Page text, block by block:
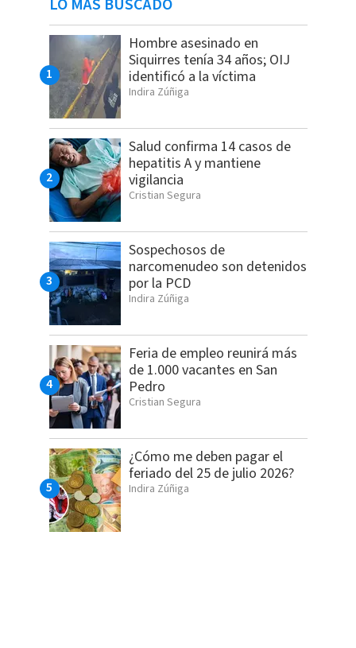
LO MÁS BUSCADO
Hombre asesinado en
Siquirres tenía 34 años; OIJ
identificó a la víctima
Indira Zúñiga
Salud confirma 14 casos de
hepatitis A y mantiene
vigilancia
Cristian Segura
Sospechosos de
narcomenudeo son detenidos
por la PCD
Indira Zúñiga
Feria de empleo reunirá más
de 1.000 vacantes en San
Pedro
Cristian Segura
¿Cómo me deben pagar el
feriado del 25 de julio 2026?
Indira Zúñiga